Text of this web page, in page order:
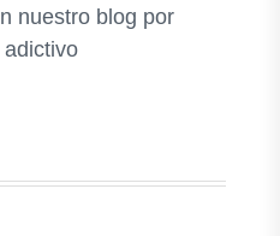
nuestro blog por